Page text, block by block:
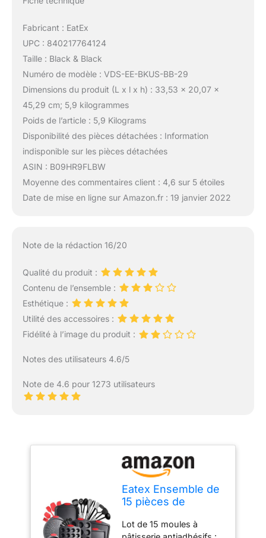
Fabricant : EatEx
UPC : 840217764124
Taille : Black & Black
Numéro de modèle : VDS-EE-BKUS-BB-29
Dimensions du produit (L x l x h) : 33,53 x 20,07 x
45,29 cm; 5,9 kilogrammes
Poids de l’article : 5,9 Kilograms
Disponibilité des pièces détachées : Information
indisponible sur les pièces détachées
ASIN : B09HR9FLBW
Moyenne des commentaires client : 4,6 sur 5 étoiles
Date de mise en ligne sur Amazon.fr : 19 janvier 2022
Note de la rédaction 16/20
Qualité du produit :
Contenu de l’ensemble :
Esthétique :
Utilité des accessoires :
Fidélité à l’image du produit :
Notes des utilisateurs 4.6/5
Note de 4.6 pour 1273 utilisateurs
Eatex Ensemble de
15 pièces de
antiadhésives sans
Lot de 15 moules à